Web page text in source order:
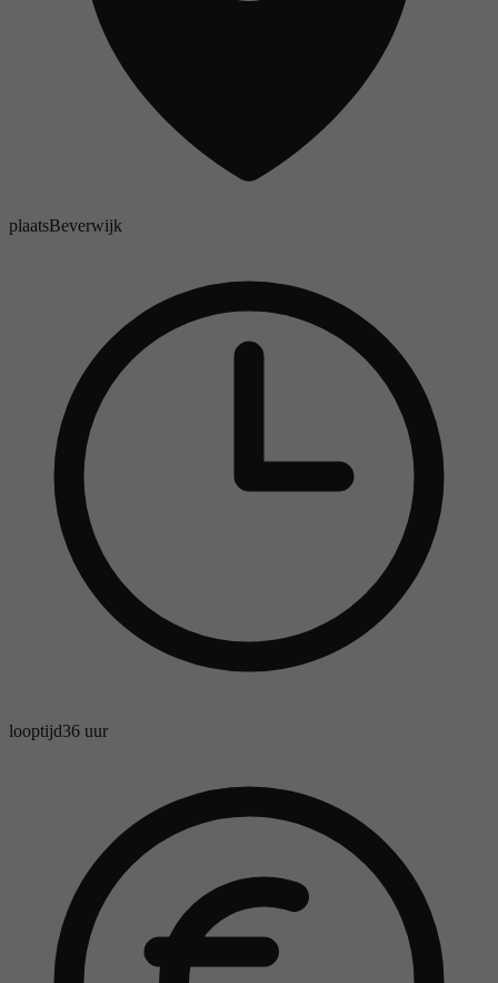
plaatsBeverwijk
looptijd36 uur